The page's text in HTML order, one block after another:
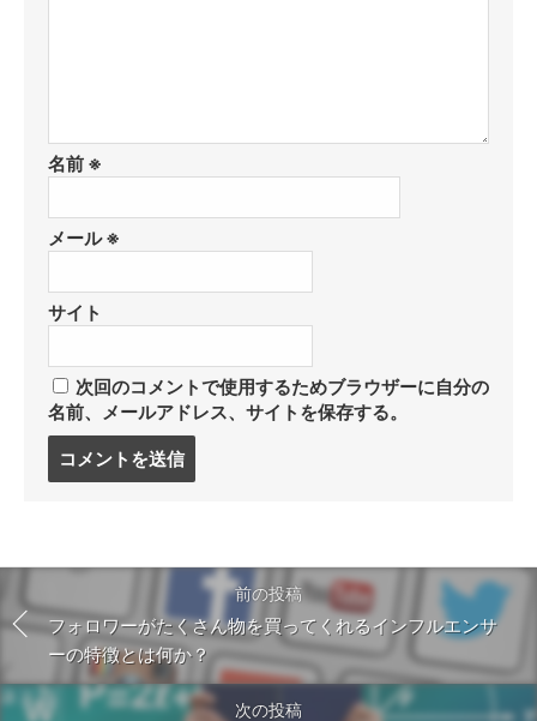
名前 ※
メール※
サイト
次回のコメントで使用するためブラウザーに自分の
名前、メールアドレス、サイトを保存する。
る
前の投稿
フォロワーがたくさん物を買ってくれるインフルエンサ
ーの特徴とは何か？
次の投稿